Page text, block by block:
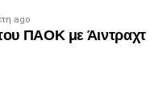
ago
ΠΑΟΚ με Άιντραχτ